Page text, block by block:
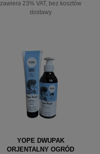
zawiera 23% VAT, bez kosztów
dostawy
do koszyka
YOPE DWUPAK
ORJENTALNY OGRÓD